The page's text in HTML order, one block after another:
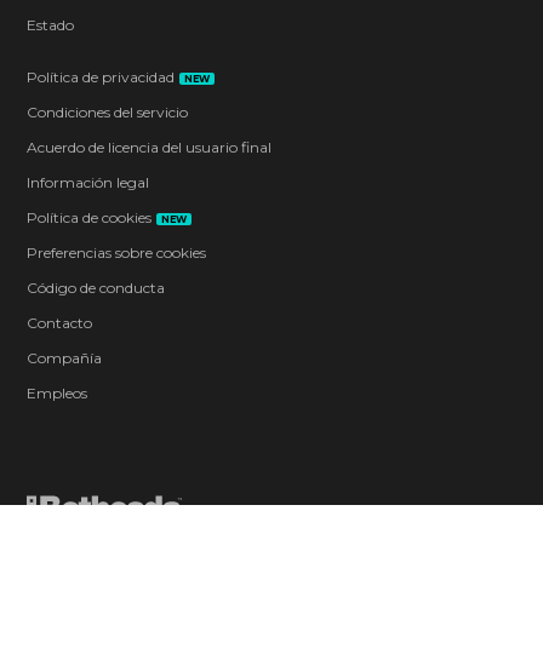
Estado
Política de privacidad NEW
Condiciones del servicio
Acuerdo de licencia del usuario final
Información legal
Política de cookies
NEW
Preferencias sobre cookies
Código de conducta
Contacto
Compañía
Empleos